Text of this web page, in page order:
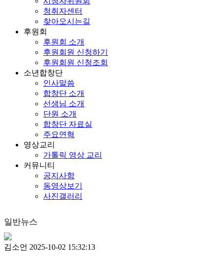
청취자센터
찾아오시는길
후원회
후원회 소개
후원회원 신청하기
후원회원 신청조회
소년합창단
인사말씀
합창단 소개
선생님 소개
단원 소개
합창단 자료실
주요연혁
영상교리
가톨릭 영상 교리
커뮤니티
공지사항
동영상보기
사진갤러리
일반뉴스
김소언 2025-10-02 15:32:13